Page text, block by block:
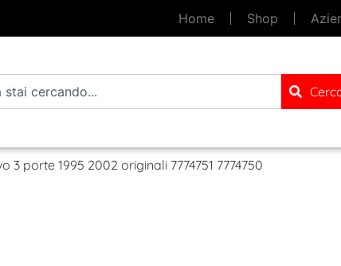
Home Shop
porte 1995 2002 originali 7774751 7774750